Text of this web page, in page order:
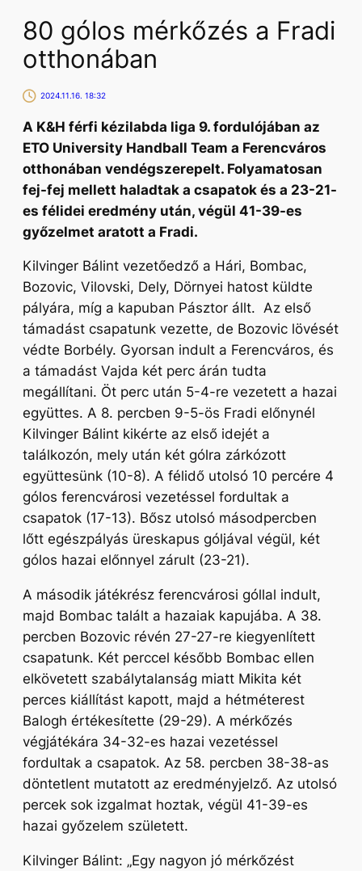
80 gólos mérkőzés a Fradi
otthonában
2024.11.16. 18:32
A K&H férfi kézilabda liga 9. fordulójában az
ETO University Handball Team a Ferencváros
otthonában vendégszerepelt. Folyamatosan
fej-fej mellett haladtak a csapatok és a 23-21-
es félidei eredmény után, végül 41-39-es
győzelmet aratott a Fradi.
Kilvinger Bálint vezetőedző a Hári, Bombac,
Bozovic, Vilovski, Dely, Dörnyei hatost küldte
pályára, míg a kapuban Pásztor állt. Az első
támadást csapatunk vezette, de Bozovic lövését
védte Borbély. Gyorsan indult a Ferencváros, és
a támadást Vajda két perc árán tudta
megállítani. Öt perc után 5-4-re vezetett a hazai
együttes. A 8. percben 9-5-ös Fradi előnynél
Kilvinger Bálint kikérte az első idejét a
találkozón, mely után két gólra zárkózott
együttesünk (10-8). A félidő utolsó 10 percére 4
gólos ferencvárosi vezetéssel fordultak a
csapatok (17-13). Bősz utolsó másodpercben
lőtt egészpályás üreskapus góljával végül, két
gólos hazai előnnyel zárult (23-21).
A második játékrész ferencvárosi góllal indult,
majd Bombac talált a hazaiak kapujába. A 38.
percben Bozovic révén 27-27-re kiegyenlített
csapatunk. Két perccel később Bombac ellen
elkövetett szabálytalanság miatt Mikita két
perces kiállítást kapott, majd a hétméterest
Balogh értékesítette (29-29). A mérkőzés
végjátékára 34-32-es hazai vezetéssel
fordultak a csapatok. Az 58. percben 38-38-as
döntetlent mutatott az eredményjelző. Az utolsó
percek sok izgalmat hoztak, végül 41-39-es
hazai győzelem született.
Kilvinger Bálint: „Egy nagyon jó mérkőzést